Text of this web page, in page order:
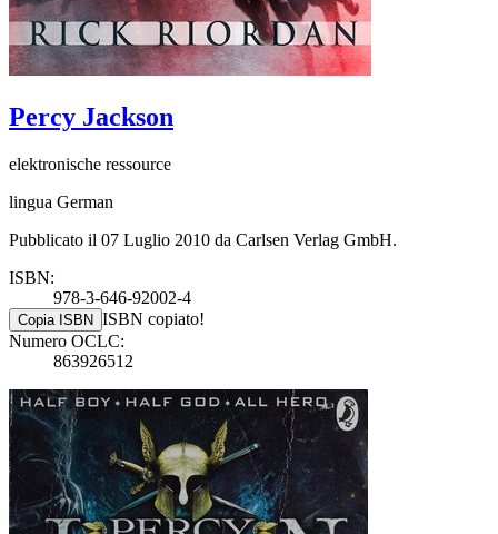
Percy Jackson
elektronische ressource
lingua German
Pubblicato il 07 Luglio 2010 da Carlsen Verlag GmbH.
ISBN:
978-3-646-92002-4
Copia ISBN ISBN copiato!
Numero OCLC:
863926512